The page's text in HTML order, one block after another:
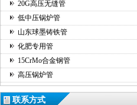
20G高压无缝管
低中压锅炉管
山东球墨铸铁管
化肥专用管
15CrMo合金钢管
高压锅炉管
联系方式